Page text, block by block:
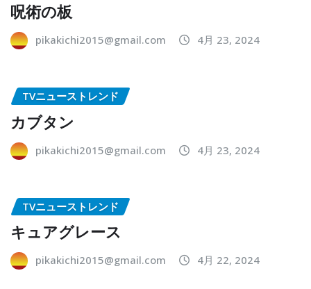
呪術の板
pikakichi2015@gmail.com 4月 23, 2024
TVニューストレンド
カブタン
pikakichi2015@gmail.com 4月 23, 2024
TVニューストレンド
キュアグレース
pikakichi2015@gmail.com 4月 22, 2024